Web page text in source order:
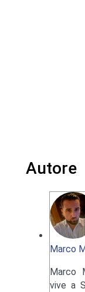
Autore
Marco
Marco
vive a